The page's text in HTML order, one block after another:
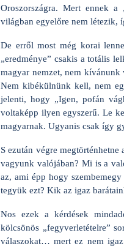
Oroszországra. Mert ennek
világban egyelőre nem létezik,
De erről most még korai
„eredménye” csakis a totális
magyar nemzet, nem
Nem kibékülnünk kell, nem
jelenti, hogy „Igen, pofán
voltaképp ilyen egyszerű. Le
magyarnak. Ugyanis csak így
S ezután végre
vagyunk valójában? Mi is a
az, ami épp hogy
tegyük ezt? Kik az igaz
Nos ezek a kérdések
kölcsönös „fegyverletételre”
válaszokat… mert ez nem